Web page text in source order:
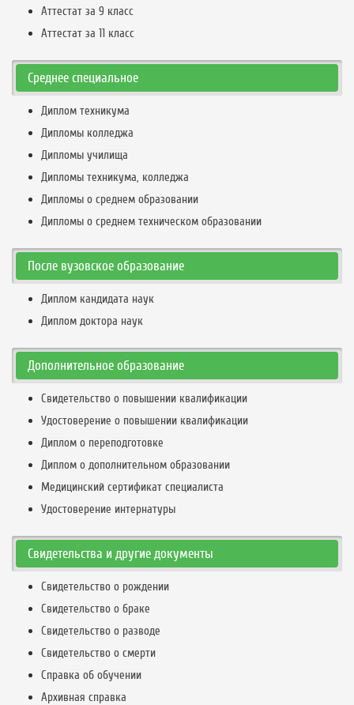
Аттестат за 9 класс
Аттестат за 11 класс
Среднее специальное
Диплом техникума
Дипломы колледжа
Дипломы училища
Дипломы техникума, колледжа
Дипломы о среднем образовании
Дипломы о среднем техническом образовании
После вузовское образование
Диплом кандидата наук
Диплом доктора наук
Дополнительное образование
Свидетельство о повышении квалификации
Удостоверение о повышении квалификации
Диплом о переподготовке
Диплом о дополнительном образовании
Медицинский сертификат специалиста
Удостоверение интернатуры
Свидетельства и другие документы
Свидетельство о рождении
Свидетельство о браке
Свидетельство о разводе
Свидетельство о смерти
Справка об обучении
Архивная справка